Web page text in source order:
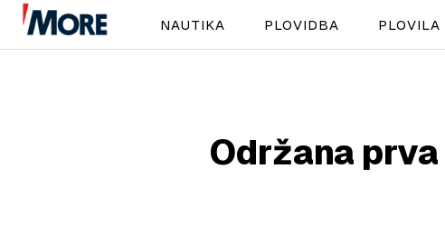
NAUTIKA PLOVIDBA PLOVILA
Održana